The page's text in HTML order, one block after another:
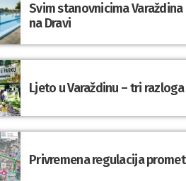
Svim stanovnicima
na Dravi
Ljeto u Varaždinu – tri
Privremena regulacija